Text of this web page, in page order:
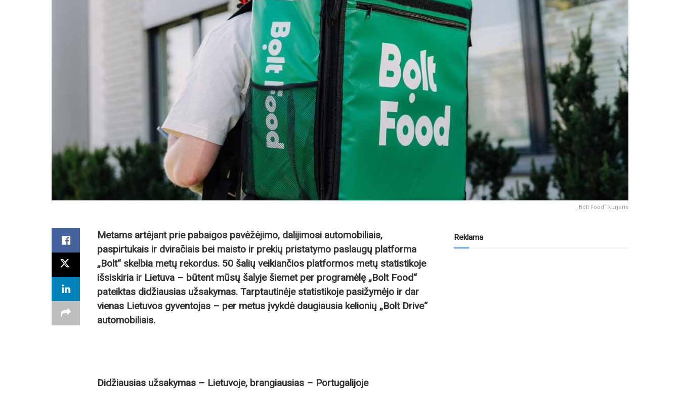
„Bolt Food“ kurjeris
Metams artėjant prie pabaigos pavėžėjimo, dalijimosi automobiliais,
paspirtukais ir dviračiais bei maisto ir prekių pristatymo paslaugų platforma
„Bolt“ skelbia metų rekordus. 50 šalių veikiančios platformos metų statistikoje
išsiskiria ir Lietuva – būtent mūsų šalyje šiemet per programėlę „Bolt Food“
pateiktas didžiausias užsakymas. Tarptautinėje statistikoje pasižymėjo ir dar
vienas Lietuvos gyventojas – per metus įvykdė daugiausia kelionių „Bolt Drive“
automobiliais.
Didžiausias užsakymas – Lietuvoje, brangiausias – Portugalijoje
Reklama